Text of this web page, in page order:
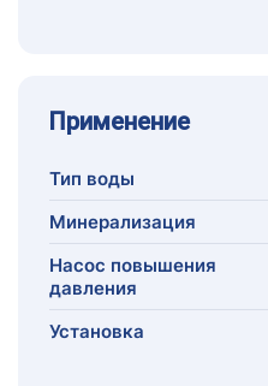
Применение
Тип воды
Минерализация
Насос повышения
давления
Установка